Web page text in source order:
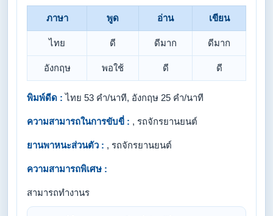
ภาษา พูด อ่าน เขียน
ไทย ดี ดีมาก ดีมาก
อังกฤษ พอใช้ ดี ดี
พิมพ์ดีด : ไทย 53 คำ/นาที, อังกฤษ 25 คำ/นาที
ความสามารถในการขับขี่ : , รถจักรยานยนต์
ยานพาหนะส่วนตัว : , รถจักรยานยนต์
ความสามารถพิเศษ :
สามารถทํางานร